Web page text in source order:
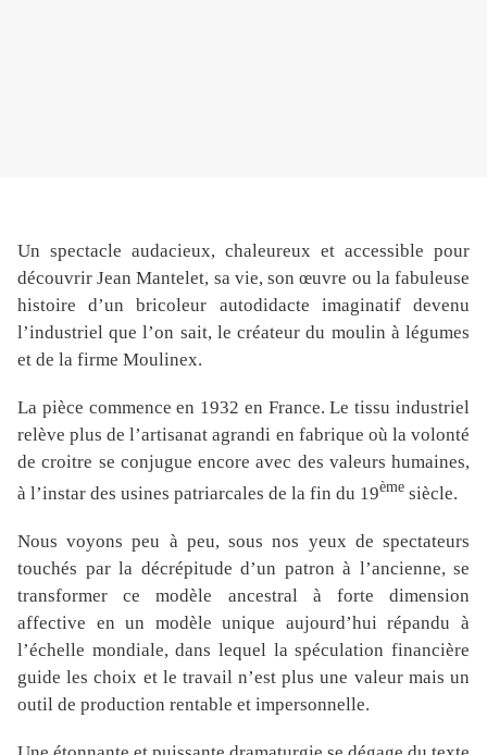
Un spectacle audacieux, chaleureux et accessible pour
découvrir Jean Mantelet, sa vie, son œuvre ou la fabuleuse
histoire d’un bricoleur autodidacte imaginatif devenu
l’industriel que l’on sait, le créateur du moulin à légumes
et de la firme Moulinex.
La pièce commence en 1932 en France. Le tissu industriel
relève plus de l’artisanat agrandi en fabrique où la volonté
de croitre se conjugue encore avec des valeurs humaines,
à l’instar des usines patriarcales de la fin du 19ème siècle.
Nous voyons peu à peu, sous nos yeux de spectateurs
touchés par la décrépitude d’un patron à l’ancienne, se
transformer ce modèle ancestral à forte dimension
affective en un modèle unique aujourd’hui répandu à
l’échelle mondiale, dans lequel la spéculation financière
guide les choix et le travail n’est plus une valeur mais un
outil de production rentable et impersonnelle.